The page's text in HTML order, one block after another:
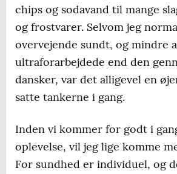
chips og sodavand til mange
og frostvarer. Selvom jeg
overvejende sundt, og mindre
ultraforarbejdede end den
dansker, var det alligevel en
satte tankerne i gang.
Inden vi kommer for godt i
oplevelse, vil jeg lige komme
For sundhed er individuel, og